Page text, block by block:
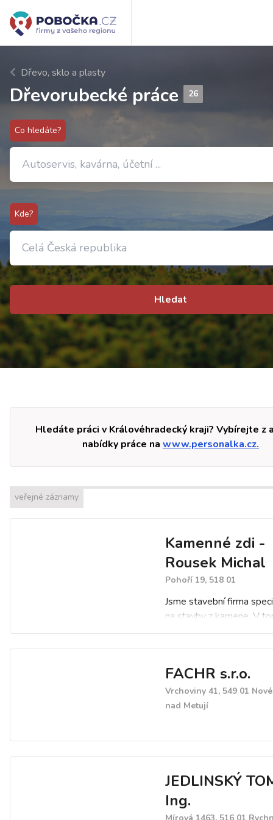
Dřevo, sklo a plasty
Dřevorubecké práce 26
Co hledáte?
Kde?
Hledat
Hledáte práci v Královéhradecký kraji? Vybírejte z
nabídky práce na www.personalka.cz.
veřejné záznamy
Kamenné zdi -
Rousek Michal
Pohoří 19, 518 01
Jsme stavební firma
na stavby z kamene. V
působíme již 12 let. Za
našeho působení jsme
menších pro soukromé
velká stavební díla, na
se podíleli s velkými
kamenné zdi
kamenné obložení mostů
kamenné přídlažby
FACHR s.r.o.
Vrchoviny 41, 549 01
nad Metují
JEDLINSKÝ
Ing.